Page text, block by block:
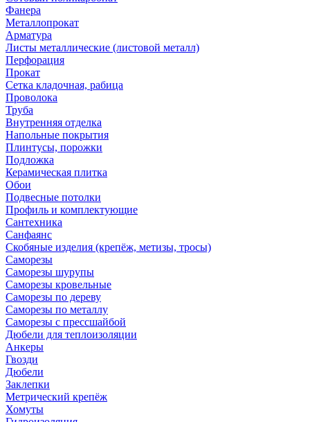
Фанера
Металлопрокат
Арматура
Листы металлические (листовой металл)
Перфорация
Прокат
Сетка кладочная, рабица
Проволока
Труба
Внутренняя отделка
Напольные покрытия
Плинтусы, порожки
Подложка
Керамическая плитка
Обои
Подвесные потолки
Профиль и комплектующие
Сантехника
Санфаянс
Скобяные изделия (крепёж, метизы, тросы)
Саморезы
Саморезы шурупы
Саморезы кровельные
Саморезы по дереву
Саморезы по металлу
Саморезы с прессшайбой
Дюбели для теплоизоляции
Анкеры
Гвозди
Дюбели
Заклепки
Метрический крепёж
Хомуты